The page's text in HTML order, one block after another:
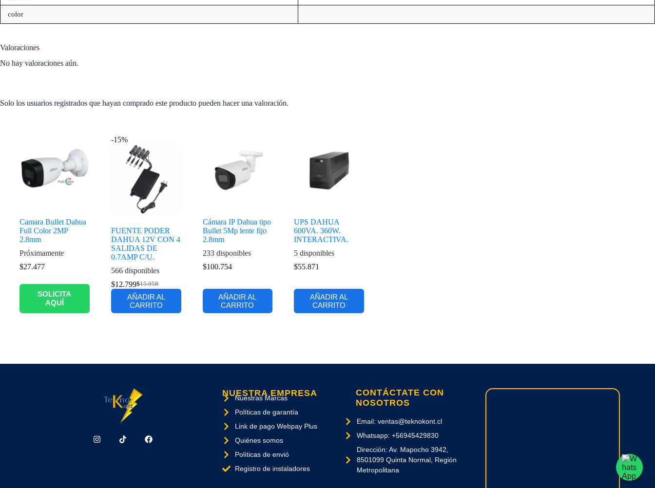
color
Valoraciones
No hay valoraciones aún.
Solo los usuarios registrados que hayan comprado este producto pueden hacer una valoración.
Camara Bullet Dahua
Full Color 2MP
2.8mm
Próximamente
$27.477
SOLICITA
AQUÍ
-15%
FUENTE PODER
DAHUA 12V CON 4
SALIDAS DE
0.7AMP C/U.
566 disponibles
$15.058
$12.799
AÑADIR AL
CARRITO
Cámara IP Dahua tipo
Bullet 5Mp lente fijo
2.8mm
233 disponibles
$100.754
AÑADIR AL
CARRITO
UPS DAHUA
600VA. 360W.
INTERACTIVA.
5 disponibles
$55.871
AÑADIR AL
CARRITO
NUESTRA EMPRESA
Nuestras Marcas
Políticas de garantía
Link de pago Webpay Plus
Quiénes somos
Políticas de envió
Registro de instaladores
CONTÁCTATE CON
NOSOTROS
Email: ventas@teknokont.cl
Whatsapp: +56945429830
Dirección: Av. Mapocho 3942,
8501099 Quinta Normal, Región
Metropolitana